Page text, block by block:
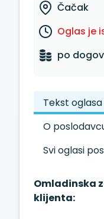
Čačak
Oglas je
po
Tekst oglasa
O
Svi oglasi
Omladinska
klijenta: